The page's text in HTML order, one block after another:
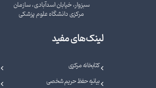
سبزوار، خیابان اسدآبادی، سازمان
مرکزی دانشگاه علوم پزشکی
لینک‌های مفید
کتابخانه مرکزی
بیانیه حفظ حریم شخصی